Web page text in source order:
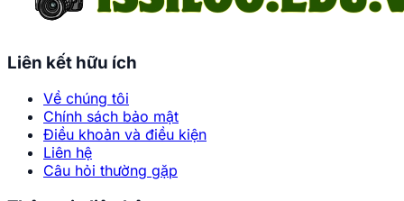
Liên kết hữu ích
Về chúng tôi
Chính sách bảo mật
Điều khoản và điều kiện
Liên hệ
Câu hỏi thường gặp